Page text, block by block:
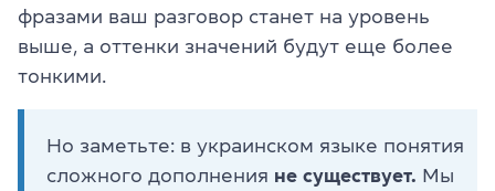
фразами ваш разговор станет на уровень
выше, а оттенки значений будут еще более
тонкими.
Но заметьте: в украинском языке понятия
сложного дополнения не существует. Мы